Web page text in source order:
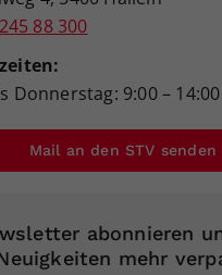
88 300
Donnerstag: 9:00 –
Mail an den STV senden
abonnieren
mehr